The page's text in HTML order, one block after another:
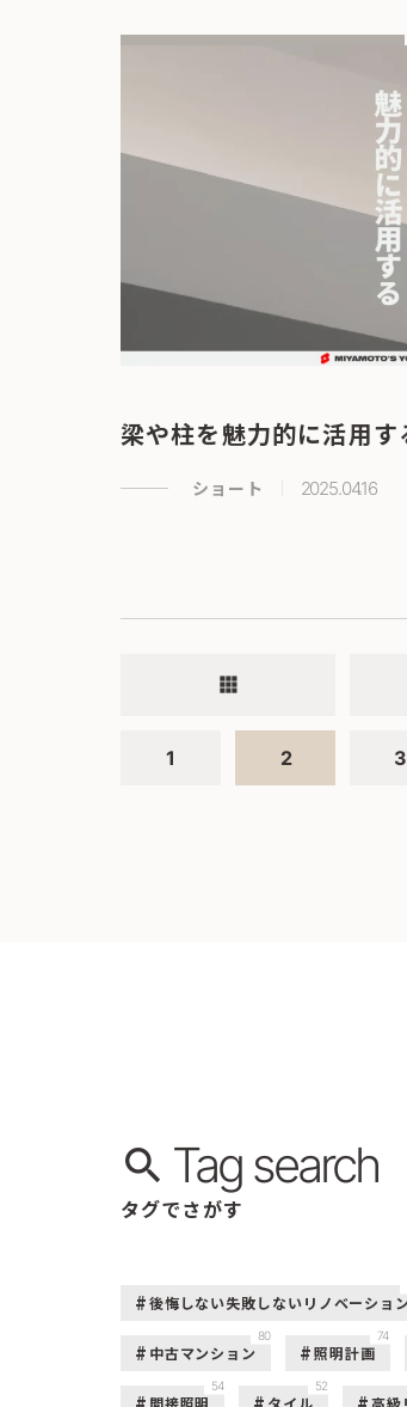
梁や柱を魅力的に活用す
ショート 2025.04.16
apps
1 2 3
Tag search
タグでさがす
後悔しない失敗しないリノベーショ
中古マンション
80
照明計画
74
54 52